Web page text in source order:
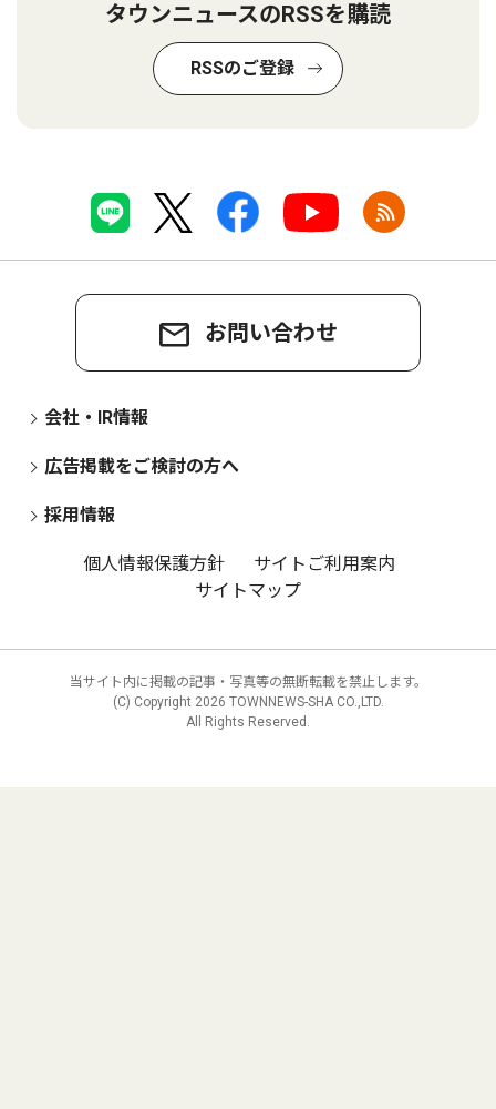
タウンニュースのRSSを購読
RSSのご登録
お問い合わせ
会社・IR情報
広告掲載をご検討の方へ
採用情報
個人情報保護方針
サイトご利用案内
サイトマップ
当サイト内に掲載の記事・写真等の無断転載を禁止します。
(C) Copyright 2026 TOWNNEWS-SHA CO.,LTD.
All Rights Reserved.